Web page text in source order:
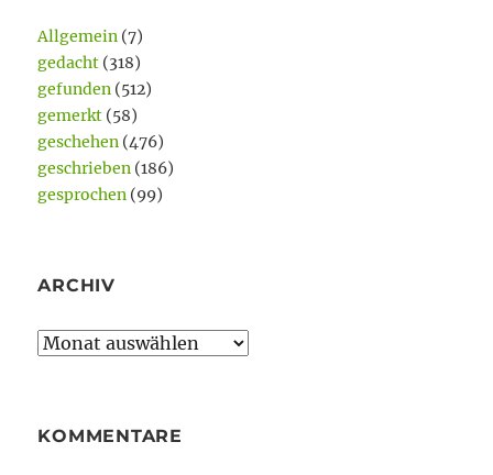
Allgemein (7)
gedacht (318)
gefunden (512)
gemerkt (58)
geschehen (476)
geschrieben (186)
gesprochen (99)
ARCHIV
Archiv
KOMMENTARE